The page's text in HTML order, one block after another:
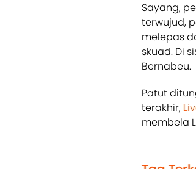
Sayang,
terwujud,
melepas
skuad. Di
Bernabeu.
Patut
terakhir,
membela